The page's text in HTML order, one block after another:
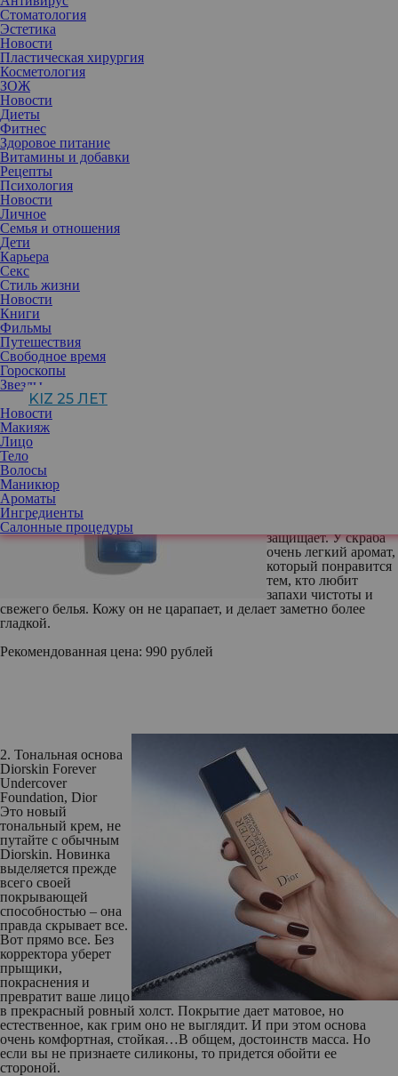
Стоматология
Эстетика
Новости
Пластическая хирургия
Косметология
ЗОЖ
Новости
Диеты
Фитнес
Здоровое питание
Витамины и добавки
Рецепты
Психология
Новости
Личное
Семья и отношения
Дети
Карьера
Секс
Стиль жизни
Новости
Книги
Фильмы
Путешествия
Свободное время
Гороскопы
Звезды
KIZ 25 ЛЕТ
Новости
Макияж
Лицо
Тело
Волосы
Маникюр
Ароматы
Ингредиенты
Салонные процедуры
Фото: instagram.com/lumeneusa/
защищает. У скраба
очень легкий аромат,
который понравится
тем, кто любит
запахи чистоты и
свежего белья. Кожу он не царапает, и делает заметно более
гладкой.
Рекомендованная цена: 990 рублей
2. Тональная основа
Diorskin Forever
Undercover
Foundation, Dior
Это новый
тональный крем, не
путайте с обычным
Diorskin. Новинка
выделяется прежде
всего своей
покрывающей
способностью – она
правда скрывает все.
Вот прямо все. Без
корректора уберет
прыщики,
покраснения и
превратит ваше лицо
в прекрасный ровный холст. Покрытие дает матовое, но
естественное, как грим оно не выглядит. И при этом основа
очень комфортная, стойкая…В общем, достоинств масса. Но
если вы не признаете силиконы, то придется обойти ее
стороной.